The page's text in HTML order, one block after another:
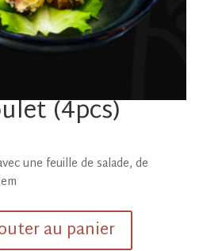
(4pcs)
une feuille de salade, de
au panier